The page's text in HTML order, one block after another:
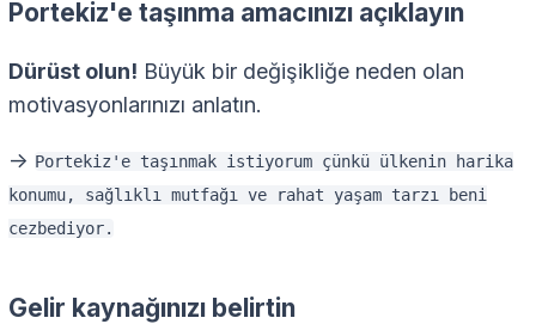
Portekiz'e taşınma amacınızı açıklayın
Dürüst olun! Büyük bir değişikliğe neden olan
motivasyonlarınızı anlatın.
-> Portekiz'e taşınmak istiyorum çünkü ülkenin harika
konumu, sağlıklı mutfağı ve rahat yaşam tarzı beni
cezbediyor.
Gelir kaynağınızı belirtin